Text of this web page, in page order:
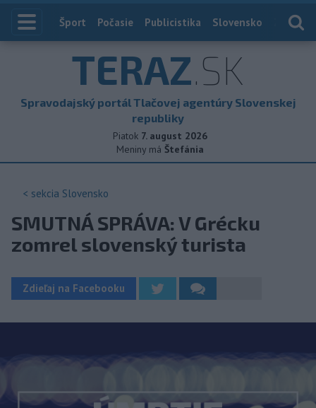
Index
Šport Počasie Publicistika Slovensko
TERAZ.SK
Spravodajský portál Tlačovej agentúry Slovenskej
republiky
Piatok 7. august 2026
Meniny má Štefánia
< sekcia Slovensko
SMUTNÁ SPRÁVA: V Grécku
zomrel slovenský turista
Zdieľaj na Facebooku